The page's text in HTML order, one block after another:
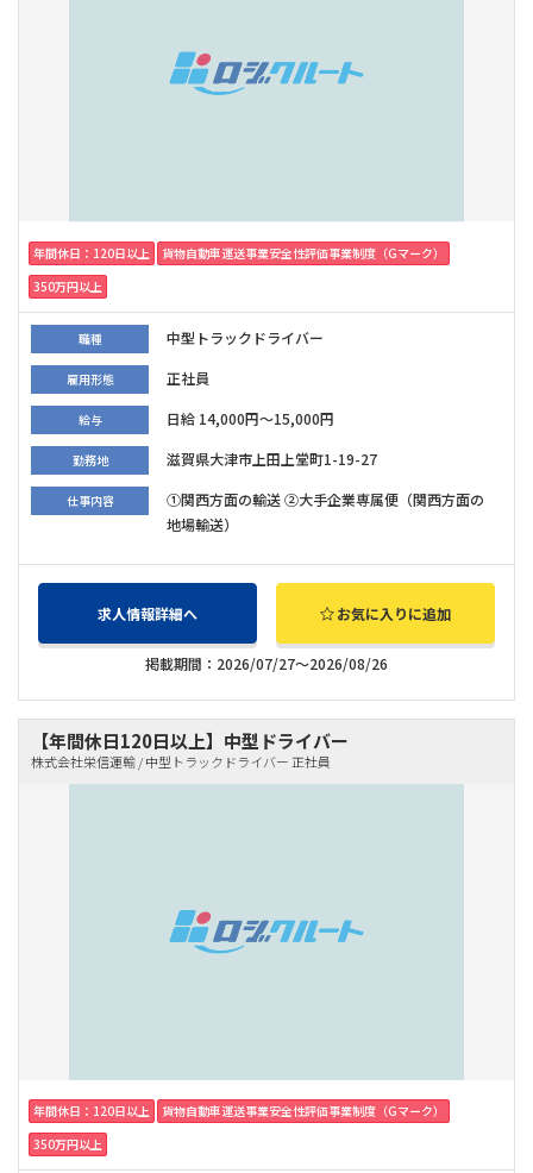
年間休日：120日以上
貨物自動車運送事業安全性評価事業制度（Gマーク）
350万円以上
職種 中型トラックドライバー
雇用形態 正社員
給与 日給 14,000円～15,000円
勤務地 滋賀県大津市上田上堂町1-19-27
仕事内容
①関西方面の輸送 ②大手企業専属便（関西方面の
地場輸送）
求人情報詳細へ お気に入りに追加
掲載期間：2026/07/27～2026/08/26
【年間休日120日以上】中型ドライバー
株式会社栄信運輸 / 中型トラックドライバー 正社員
年間休日：120日以上
貨物自動車運送事業安全性評価事業制度（Gマーク）
350万円以上